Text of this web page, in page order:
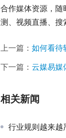
合作媒体资源，
测、视频直播、搜
上一篇： 如何看待
下一篇： 云媒易媒
相关新闻
行业规则越来越